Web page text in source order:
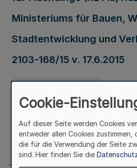
Ministeriums für Bauen,
Stadtentwicklung und
2103-168/15 v. 17.6.2015
Seite 417
Cookie-
Auf dieser Seite werden Cookies
entweder allen Cookies zustimmen,
die für die Verwendung der Seite
sind. Hier finden Sie die